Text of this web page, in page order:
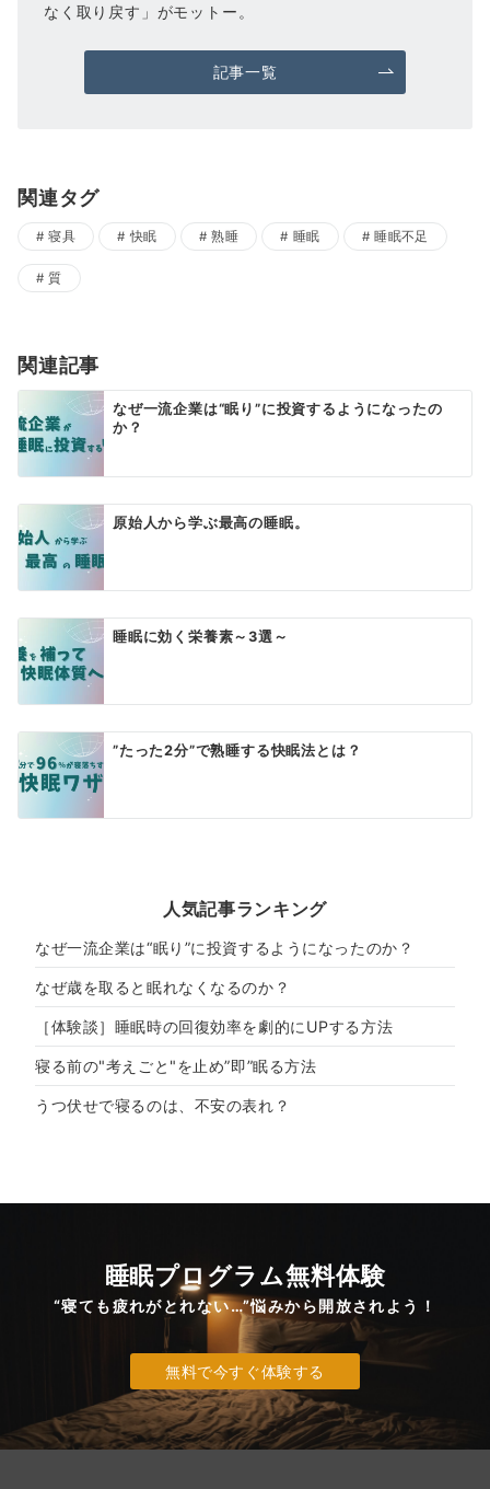
なく取り戻す」がモットー。
記事一覧
関連タグ
寝具 快眠 熟睡 睡眠 睡眠不足
質
関連記事
なぜ一流企業は“眠り”に投資するようになったの
か？
原始人から学ぶ最高の睡眠。
睡眠に効く栄養素～3選～
”たった2分”で熟睡する快眠法とは？
人気記事ランキング
なぜ一流企業は“眠り”に投資するようになったのか？
なぜ歳を取ると眠れなくなるのか？
［体験談］睡眠時の回復効率を劇的にUPする方法
寝る前の"考えごと"を止め”即”眠る方法
うつ伏せで寝るのは、不安の表れ？
睡眠プログラム無料体験
“寝ても疲れがとれない…”悩みから開放されよう！
無料で今すぐ体験する